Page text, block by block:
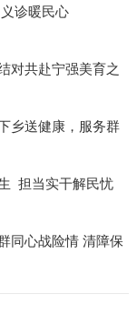
诊暖民心
对共赴宁强美育之
乡送健康，服务群
担当实干解民忧
同心战险情 清障保